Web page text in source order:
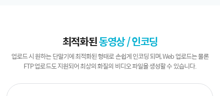
최적화된동영상 / 인코딩
업로드 시 원하는 단말기에 최적화된 형태로 손쉽게 인코딩 되며,Web 업로드는 물론
FTP 업로드도 지원되어 최상의 화질의 비디오 파일을 생성할 수 있습니다.